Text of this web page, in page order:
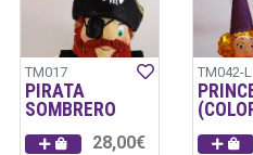
TM017
PIRATA
SOMBRERO
28,00€
TM042-L